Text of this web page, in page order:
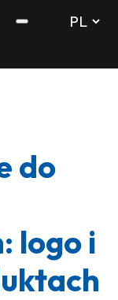
do
logo i